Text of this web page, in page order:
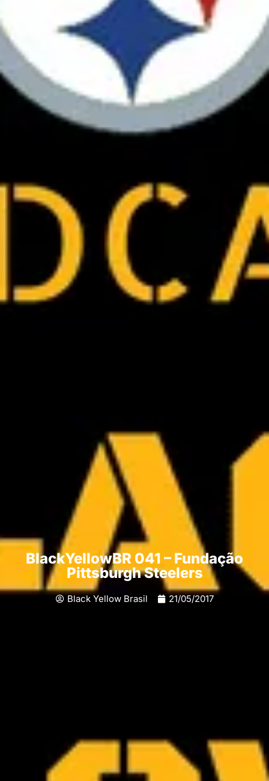
BlackYellowBR 041 – Fundação
Pittsburgh Steelers
Black Yellow Brasil 21/05/2017